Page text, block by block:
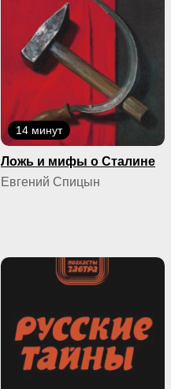
14 минут
Ложь и мифы о Сталине
Евгений Спицын